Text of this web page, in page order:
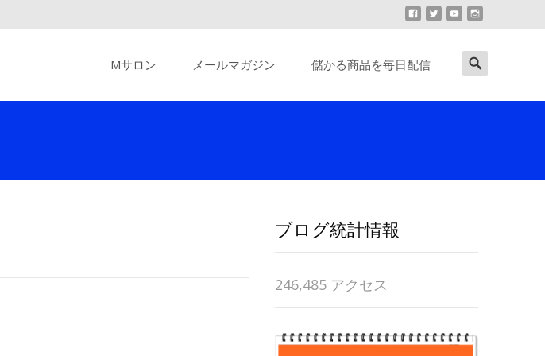
Mサロン メールマガジン 儲かる商品を毎日配信
Search
ブログ統計情報
246,485 アクセス